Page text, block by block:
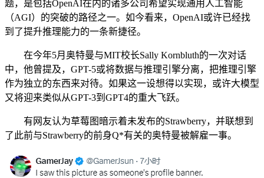
题，是包括OpenAI在内的诸多公司希望实现通用人工智能
（AGI）的突破的路径之一。如今看来，OpenAI或许已经找
到了提升推理能力的一条新捷径。
在今年5月奥特曼与MIT校长Sally Kornbluth的一次对话
中，他曾提及，GPT-5或将数据与推理引擎分离，把推理引擎
作为独立的东西来对待。如果这一设想得以实现，或许大模型
又将迎来类似从GPT-3到GPT4的重大飞跃。
有网友认为草莓图暗示着未发布的Strawberry，并联想到
了此前与Strawberry的前身Q*有关的奥特曼被解雇一事。